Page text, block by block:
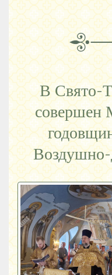
В Свято-
совершен
Воздушно-